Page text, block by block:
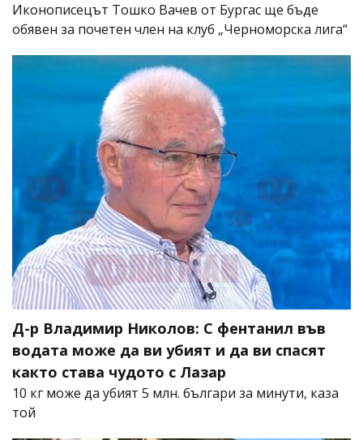
Иконописецът Тошко Вачев от Бургас ще бъде
обявен за почетен член на клуб „Черноморска лига“
Д-р Владимир Николов: С фентанил във
водата може да ви убият и да ви спасят
както става чудото с Лазар
10 кг може да убият 5 млн. българи за минути, каза
той